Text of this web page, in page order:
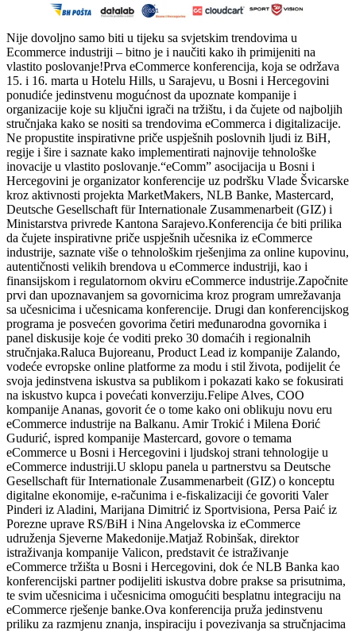
Nije dovoljno samo biti u tijeku sa svjetskim trendovima u
Ecommerce industriji – bitno je i naučiti kako ih primijeniti na
vlastito poslovanje!Prva eCommerce konferencija, koja se održava
15. i 16. marta u Hotelu Hills, u Sarajevu, u Bosni i Hercegovini
ponudiće jedinstvenu mogućnost da upoznate kompanije i
organizacije koje su ključni igrači na tržištu, i da čujete od najboljih
stručnjaka kako se nositi sa trendovima eCommerca i digitalizacije.
Ne propustite inspirativne priče uspješnih poslovnih ljudi iz BiH,
regije i šire i saznate kako implementirati najnovije tehnološke
inovacije u vlastito poslovanje.“eComm” asocijacija u Bosni i
Hercegovini je organizator konferencije uz podršku Vlade Švicarske
kroz aktivnosti projekta MarketMakers, NLB Banke, Mastercard,
Deutsche Gesellschaft für Internationale Zusammenarbeit (GIZ) i
Ministarstva privrede Kantona Sarajevo.Konferencija će biti prilika
da čujete inspirativne priče uspješnih učesnika iz eCommerce
industrije, saznate više o tehnološkim rješenjima za online kupovinu,
autentičnosti velikih brendova u eCommerce industriji, kao i
finansijskom i regulatornom okviru eCommerce industrije.Započnite
prvi dan upoznavanjem sa govornicima kroz program umrežavanja
sa učesnicima i učesnicama konferencije. Drugi dan konferencijskog
programa je posvećen govorima četiri međunarodna govornika i
panel diskusije koje će voditi preko 30 domaćih i regionalnih
stručnjaka.Raluca Bujoreanu, Product Lead iz kompanije Zalando,
vodeće evropske online platforme za modu i stil života, podijelit će
svoja jedinstvena iskustva sa publikom i pokazati kako se fokusirati
na iskustvo kupca i povećati konverziju.Felipe Alves, COO
kompanije Ananas, govorit će o tome kako oni oblikuju novu eru
eCommerce industrije na Balkanu. Amir Trokić i Milena Đorić
Gudurić, ispred kompanije Mastercard, govore o temama
eCommerce u Bosni i Hercegovini i ljudskoj strani tehnologije u
eCommerce industriji.U sklopu panela u partnerstvu sa Deutsche
Gesellschaft für Internationale Zusammenarbeit (GIZ) o konceptu
digitalne ekonomije, e-računima i e-fiskalizaciji će govoriti Valer
Pinderi iz Aladini, Marijana Dimitrić iz Sportvisiona, Persa Paić iz
Porezne uprave RS/BiH i Nina Angelovska iz eCommerce
udruženja Sjeverne Makedonije.Matjaž Robinšak, direktor
istraživanja kompanije Valicon, predstavit će istraživanje
eCommerce tržišta u Bosni i Hercegovini, dok će NLB Banka kao
konferencijski partner podijeliti iskustva dobre prakse sa prisutnima,
te svim učesnicima i učesnicima omogućiti besplatnu integraciju na
eCommerce rješenje banke.Ova konferencija pruža jedinstvenu
priliku za razmjenu znanja, inspiraciju i povezivanja sa stručnjacima